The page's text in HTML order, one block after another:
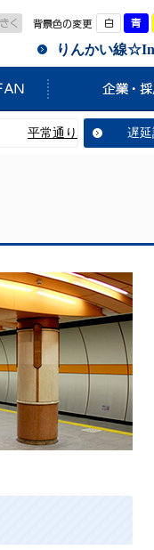
大きく 白
りんかい線
り運転しています。 遅